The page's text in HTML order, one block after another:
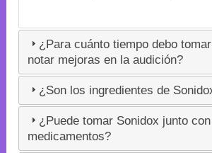
¿Para cuánto tiempo debo
notar mejoras en la audición?
¿Son los ingredientes de
¿Puede tomar Sonidox junto
medicamentos?